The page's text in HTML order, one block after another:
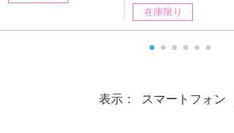
在庫限り
表示： スマートフォン